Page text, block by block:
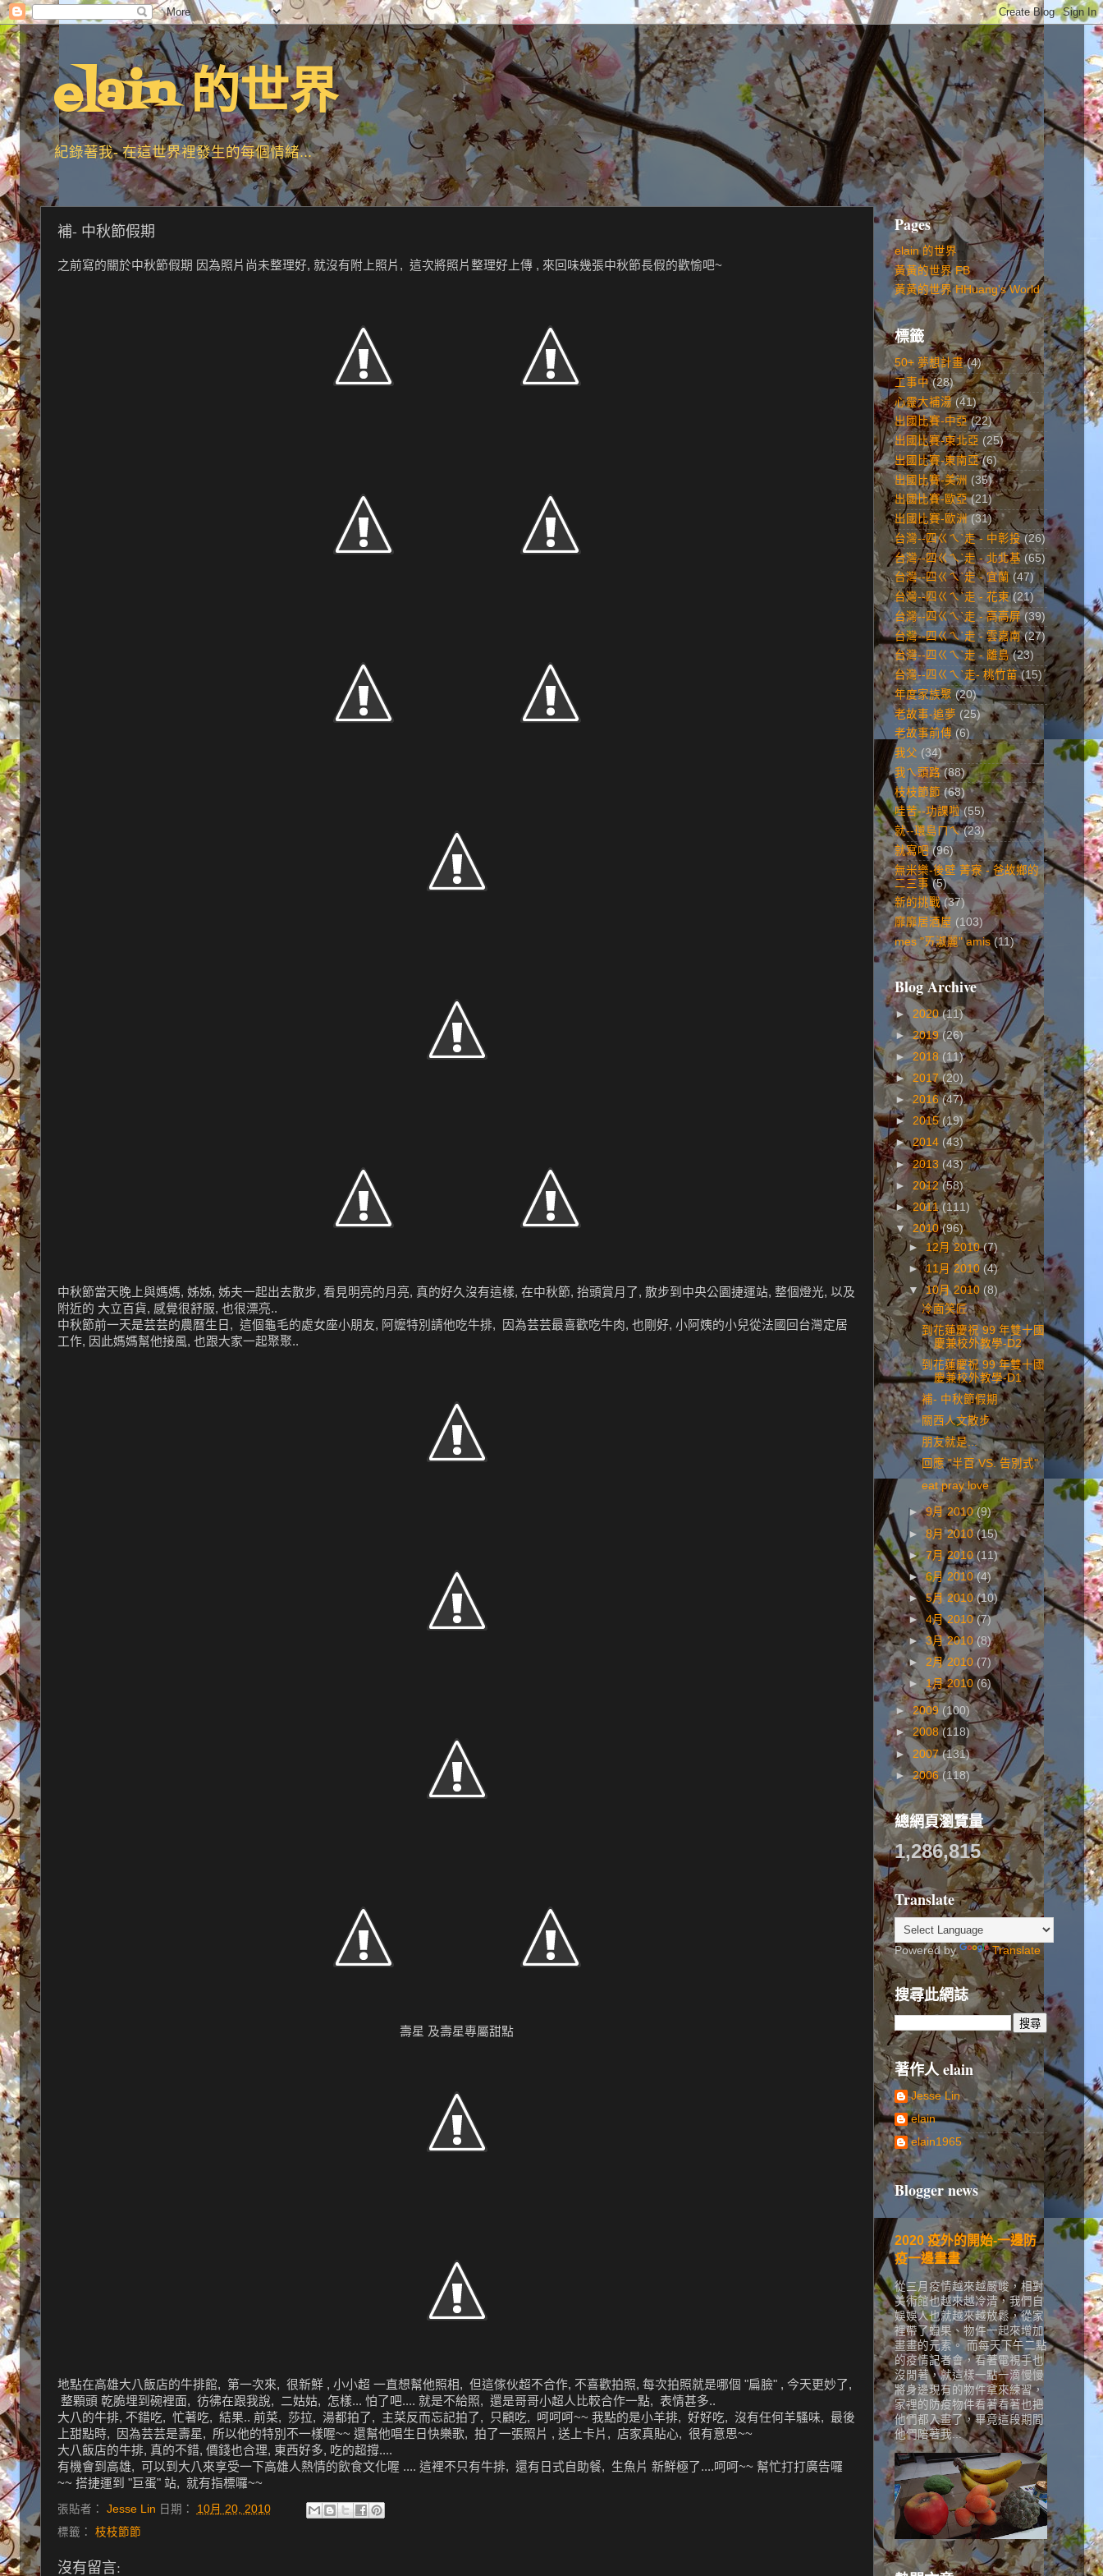
elain 的世界
紀錄著我- 在這世界裡發生的每個情緒...
補- 中秋節假期
之前寫的關於中秋節假期 因為照片尚未整理好, 就沒有附上照片, 這次將照片整理好上傳 , 來回味幾張中秋節長假的歡愉吧~
中秋節當天晚上與媽媽, 姊姊, 姊夫一起出去散步, 看見明亮的月亮, 真的好久沒有這樣, 在中秋節, 抬頭賞月了, 散步到中央公園捷運站, 整個燈光, 以及
附近的 大立百貨, 感覺很舒服, 也很漂亮..
中秋節前一天是芸芸的農曆生日, 這個龜毛的處女座小朋友, 阿嬤特別請他吃牛排, 因為芸芸最喜歡吃牛肉, 也剛好, 小阿姨的小兒從法國回台灣定居
工作, 因此媽媽幫他接風, 也跟大家一起聚聚..
壽星 及壽星專屬甜點
地點在高雄大八飯店的牛排館, 第一次來, 很新鮮 , 小小超 一直想幫他照相, 但這傢伙超不合作, 不喜歡拍照, 每次拍照就是哪個 "扁臉" , 今天更妙了,
整顆頭 乾脆埋到碗裡面, 彷彿在跟我說, 二姑姑, 怎樣... 怕了吧.... 就是不給照, 還是哥哥小超人比較合作一點, 表情甚多..
大八的牛排, 不錯吃, 忙著吃, 結果.. 前菜, 莎拉, 湯都拍了, 主菜反而忘記拍了, 只顧吃, 呵呵呵~~ 我點的是小羊排, 好好吃, 沒有任何羊騷味, 最後
上甜點時, 因為芸芸是壽星, 所以他的特別不一樣喔~~ 還幫他唱生日快樂歌, 拍了一張照片 , 送上卡片, 店家真貼心, 很有意思~~
大八飯店的牛排, 真的不錯, 價錢也合理, 東西好多, 吃的超撐....
有機會到高雄, 可以到大八來享受一下高雄人熱情的飲食文化喔 .... 這裡不只有牛排, 還有日式自助餐, 生魚片 新鮮極了....呵呵~~ 幫忙打打廣告囉
~~ 搭捷運到 "巨蛋" 站, 就有指標囉~~
張貼者： Jesse Lin 日期： 10月 20, 2010
標籤： 枝枝節節
沒有留言:
Pages
elain 的世界
黃黃的世界 FB
黃黃的世界 HHuang's World
標籤
50+ 夢想計畫 (4)
工事中 (28)
心靈大補湯 (41)
出國比賽-中亞 (22)
出國比賽-東北亞 (25)
出國比賽-東南亞 (6)
出國比賽-美洲 (35)
出國比賽-歐亞 (21)
出國比賽-歐洲 (31)
台灣--四ㄍㄟˋ走 - 中彰投 (26)
台灣--四ㄍㄟˋ走 - 北北基 (65)
台灣--四ㄍㄟˋ走 - 宜蘭 (47)
台灣--四ㄍㄟˋ走 - 花東 (21)
台灣--四ㄍㄟˋ走 - 高高屏 (39)
台灣--四ㄍㄟˋ走 - 雲嘉南 (27)
台灣--四ㄍㄟˋ走 - 離島 (23)
台灣--四ㄍㄟˋ走- 桃竹苗 (15)
年度家族聚 (20)
老故事-追夢 (25)
老故事前傳 (6)
我父 (34)
我ㄟ頭路 (88)
枝枝節節 (68)
哇苦--功課啦 (55)
就--環島ㄇㄟ (23)
就寫吧 (96)
無米樂-後壁 菁寮 - 爸故鄉的
二三事 (5)
新的挑戰 (37)
靡靡居酒屋 (103)
mes "ㄞ淑麗" amis (11)
Blog Archive
► 2020(11)
►2019(26)
►2018 (11)
►2017(20)
►2016(47)
► 2015(19)
►2014 (43)
►2013 (43)
► 2012(58)
►2011(111)
▼ 2010(96)
► 12月 2010(7)
►11月 2010 (4)
▼10月 2010 (8)
冷面笑匠
到花蓮慶祝 99 年雙十國
慶兼校外教學-D2
到花蓮慶祝 99 年雙十國
慶兼校外教學-D1
補- 中秋節假期
關西人文散步
朋友就是...
回應 "半百 VS. 告別式"
eat pray love
►9月 2010(9)
►8月 2010(15)
►7月 2010(11)
►6月 2010(4)
►5月 2010(10)
►4月 2010(7)
►3月 2010(8)
► 2月 2010 (7)
► 1月 2010(6)
►2009 (100)
►2008(118)
► 2007(131)
►2006(118)
總網頁瀏覽量
1,286,815
Translate
Powered by Translate
搜尋此網誌
著作人 elain
Jesse Lin
elain
elain1965
Blogger news
2020 疫外的開始-一邊防
疫一邊畫畫
從三月疫情越來越嚴峻，相對
美術館也越來越冷清，我們自
娛娛人也就越來越放鬆，從家
裡帶了蠟果、物件一起來增加
畫畫的元素。 而每天下午二點
的疫情記者會，看著電視手也
沒閒著，就這樣一點一滴慢慢
將身邊現有的物件拿來練習，
家裡的防疫物件看著看著也把
他們都入畫了，畢竟這段期間
他們陪著我...